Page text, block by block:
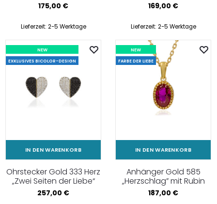
175,00 €
Lieferzeit: 2-5 Werktage
169,00 €
Lieferzeit: 2-5 Werktage
NEW
EXKLUSIVES BICOLOR-DESIGN
IN DEN WARENKORB
Ohrstecker Gold 333 Herz
„Zwei Seiten der Liebe“
257,00 €
NEW
FARBE DER LIEBE
IN DEN WARENKORB
Anhänger Gold 585
„Herzschlag” mit Rubin
187,00 €